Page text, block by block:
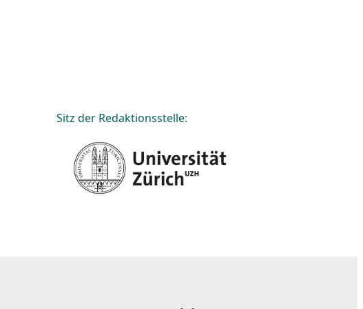
Sitz der Redaktionsstelle: